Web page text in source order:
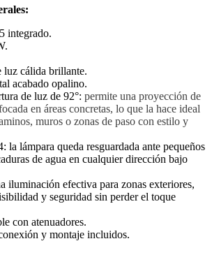
integrado.
luz cálida brillante.
acabado opalino.
de luz de 92°: permite una proyección de
en áreas concretas, lo que la hace ideal
muros o zonas de paso con estilo y
la lámpara queda resguardada ante pequeños
de agua en cualquier dirección bajo
iluminación efectiva para zonas exteriores,
y seguridad sin perder el toque
con atenuadores.
y montaje incluidos.